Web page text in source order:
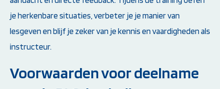
je herkenbare situaties, verbeter je je manier van
lesgeven en blijf je zeker van je kennis en vaardigheden als
instructeur.
Voorwaarden voor deelname